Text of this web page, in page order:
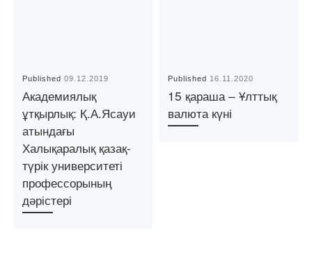
Published09.12.2019
Академиялық
ұтқырлық: Қ.А.Ясауи
атындағы
Халықаралық қазақ-
түрік университеті
профессорының
дәрістері
Published 16.11.2020
15 қараша – Ұлттық
валюта күні